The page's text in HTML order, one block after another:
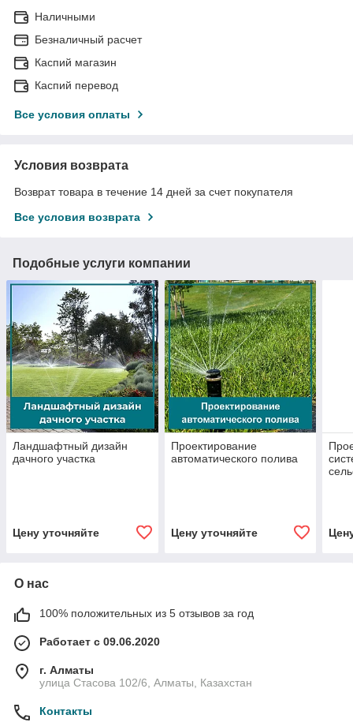
Наличными
Безналичный расчет
Каспий магазин
Каспий перевод
Все условия оплаты
Условия возврата
Возврат товара в течение 14 дней за счет покупателя
Все условия возврата
Подобные услуги компании
Ландшафтный дизайн
дачного участка
Цену уточняйте
Проектирование
автоматического полива
Цену уточняйте
О нас
100% положительных из 5 отзывов за год
Работает с 09.06.2020
г. Алматы
улица Стасова 102/6, Алматы, Казахстан
Контакты